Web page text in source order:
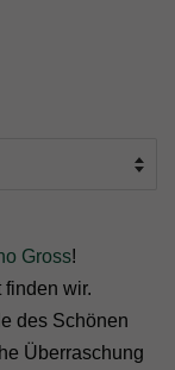
Gross!
wir.
des Schönen
Überraschung